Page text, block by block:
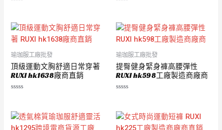
滿
分
5
滿
分
5
瑜珈服工廠批發
頂級運動文胸舒適日常穿著
RUXI hk1638廠商直銷
滿
分
5
瑜珈服工廠批發
提臀健身緊身褲高腰彈性
RUXI hk598工廠製造商廠商
滿
分
5